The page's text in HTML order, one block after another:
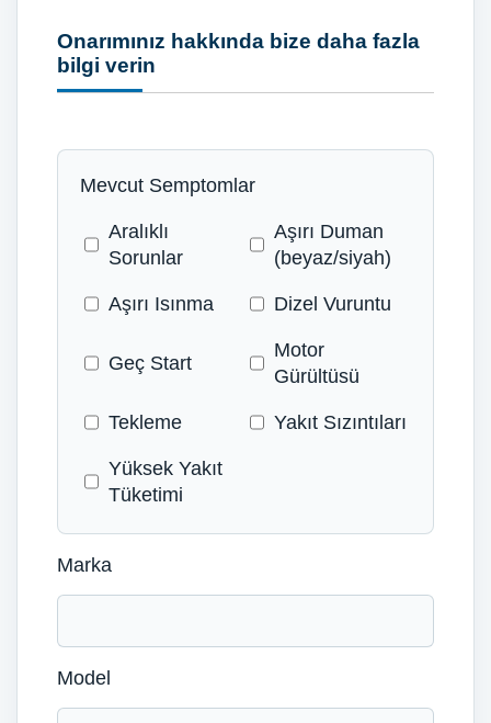
Onarımınız hakkında bize daha fazla
bilgi verin
Mevcut Semptomlar
Aralıklı
Sorunlar
Aşırı Duman
(beyaz/siyah)
Aşırı Isınma Dizel Vuruntu
Geç Start
Motor
Gürültüsü
Tekleme Yakıt Sızıntıları
Yüksek Yakıt
Tüketimi
Marka
Model